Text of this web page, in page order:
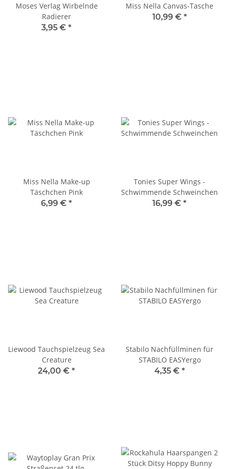
Moses Verlag Wirbelnde
Radierer
3,95 € *
Miss Nella Canvas-Tasche
10,99 € *
Miss Nella Make-up
Täschchen Pink
6,99 € *
Tonies Super Wings -
Schwimmende Schweinchen
16,99 € *
Liewood Tauchspielzeug Sea
Creature
24,00 € *
Stabilo Nachfüllminen für
STABILO EASYergo
4,35 € *